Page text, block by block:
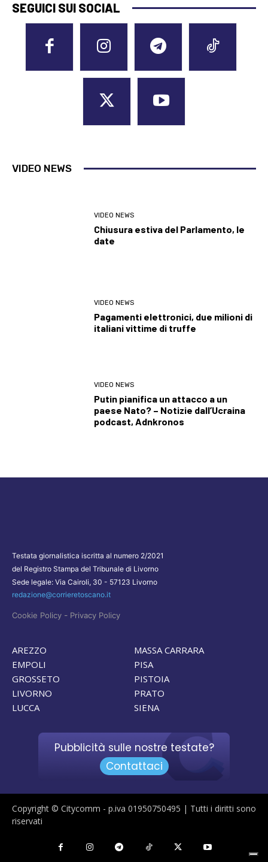
SEGUICI SUI SOCIAL
VIDEO NEWS
VIDEO NEWS
Chiusura estiva del Parlamento, le
date
VIDEO NEWS
Pagamenti elettronici, due milioni di
italiani vittime di truffe
VIDEO NEWS
Putin pianifica un attacco a un
paese Nato? – Notizie dall’Ucraina
podcast, Adnkronos
Testata giornalistica iscritta al numero 2/2021
del Registro Stampa del Tribunale di Livorno
Sede legale: Via Cairoli, 30 - 57123 Livorno
redazione@corrieretoscano.it
Cookie Policy - Privacy Policy
AREZZO
EMPOLI
GROSSETO
LIVORNO
LUCCA
MASSA CARRARA
PISA
PISTOIA
PRATO
SIENA
Pubblicità sulle nostre testate?
Contattaci
Copyright © Citycomm - p.iva 01950750495 | Tutti i diritti sono
riservati